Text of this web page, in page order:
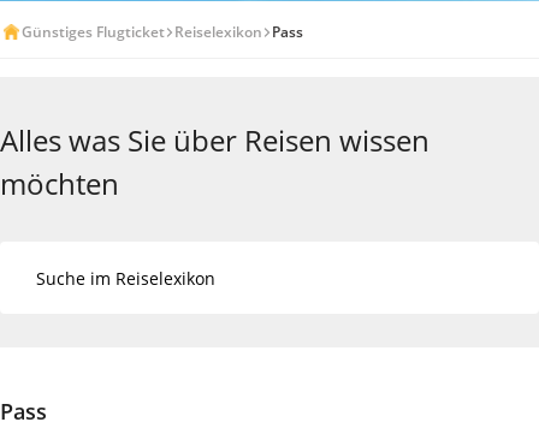
Günstiges Flugticket Reiselexikon Pass
Alles was Sie über Reisen wissen
möchten
Pass